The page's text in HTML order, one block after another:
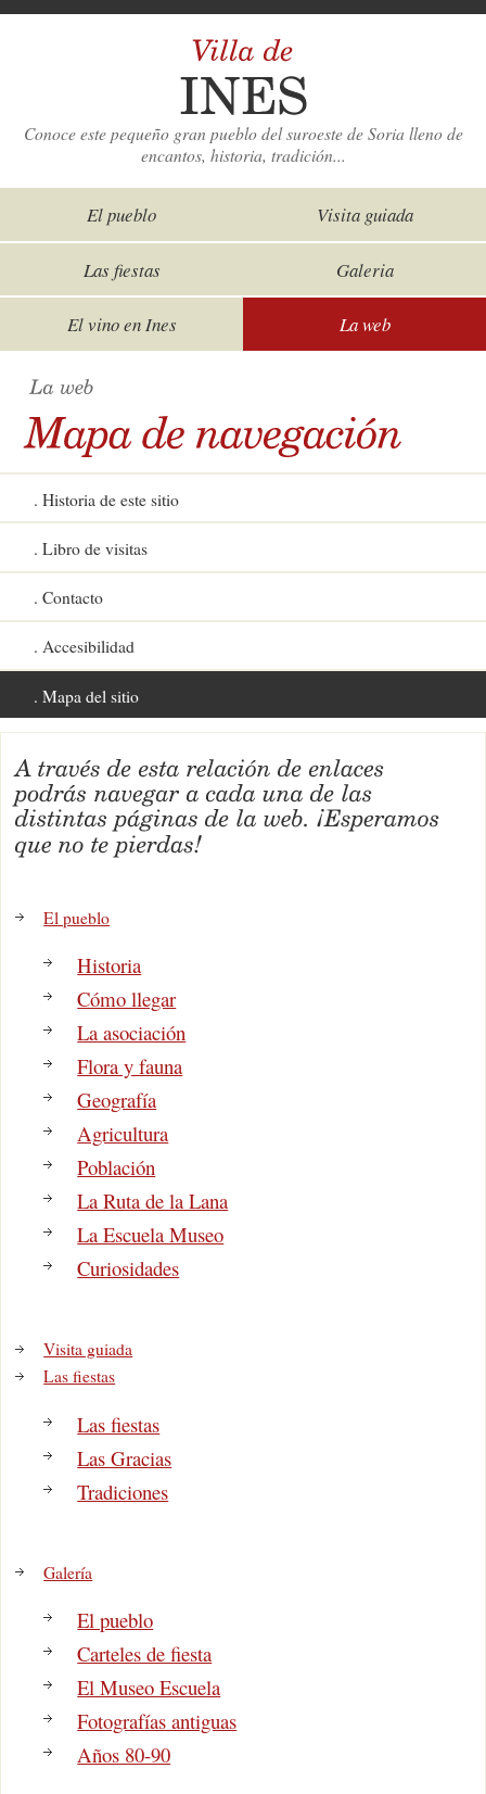
Conoce este pequeño gran pueblo del suroeste de Soria lleno de
encantos, historia, tradición...
El pueblo Visita guiada
Las fiestas Galeria
El vino en Ines La web
Historia de este sitio
Libro de visitas
Contacto
Accesibilidad
Mapa del sitio
El pueblo
Historia
Cómo llegar
La asociación
Flora y fauna
Geografía
Agricultura
Población
La Ruta de la Lana
La Escuela Museo
Curiosidades
Visita guiada
Las fiestas
Las fiestas
Las Gracias
Tradiciones
Galería
El pueblo
Carteles de fiesta
El Museo Escuela
Fotografías antiguas
Años 80-90